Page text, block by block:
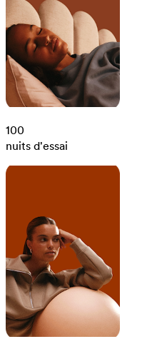
100
nuits d'essai